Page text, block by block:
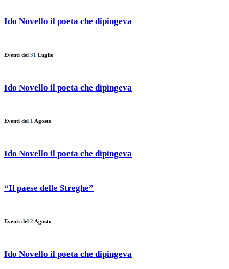
Ido Novello il poeta che dipingeva
Eventi del 31 Luglio
Ido Novello il poeta che dipingeva
Eventi del 1 Agosto
Ido Novello il poeta che dipingeva
“Il paese delle Streghe”
Eventi del 2 Agosto
Ido Novello il poeta che dipingeva